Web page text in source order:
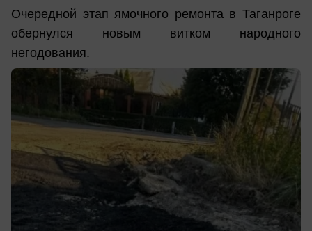
Очередной этап ямочного ремонта в Таганроге
обернулся новым витком народного
негодования.